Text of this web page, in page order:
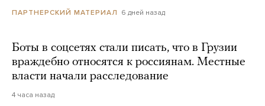
ПАРТНЕРСКИЙ МАТЕРИАЛ 6 дней назад
Боты в соцсетях стали писать, что в Грузии
враждебно относятся к россиянам. Местные
власти начали расследование
4 часа назад